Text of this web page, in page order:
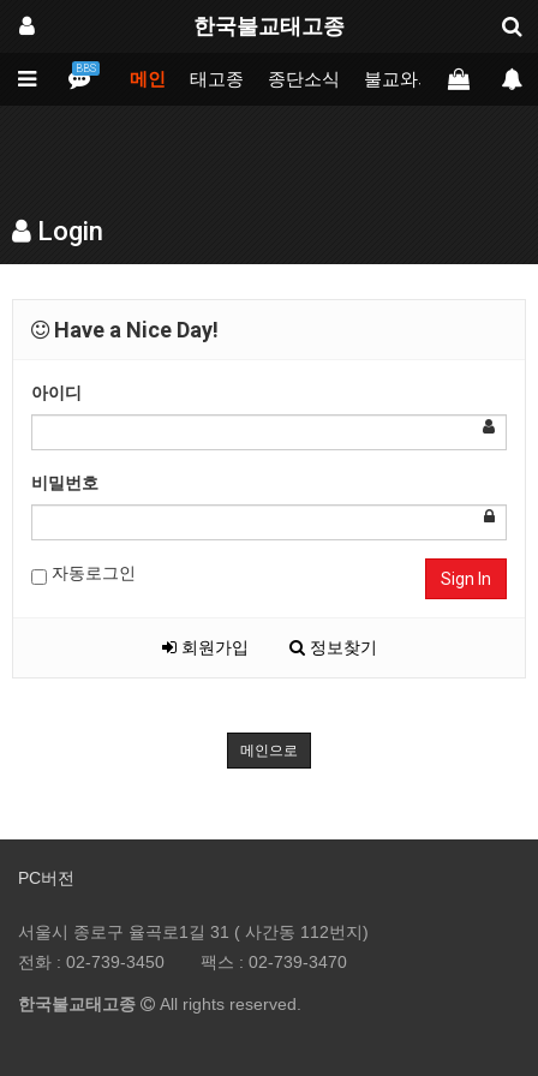
한국불교태고종
BBS
메인 태고종 종단소식 불교와의만남 업
Login
Have a Nice Day!
아이디
비밀번호
자동로그인 Sign In
회원가입 정보찾기
메인으로
PC버전
서울시 종로구 율곡로1길 31 ( 사간동 112번지)
전화 : 02-739-3450 팩스 : 02-739-3470
한국불교태고종 All rights reserved.